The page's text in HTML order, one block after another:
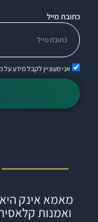
כתובת מייל
אני מעוניין לקבל מידע
מאמא אינק
ואמנות